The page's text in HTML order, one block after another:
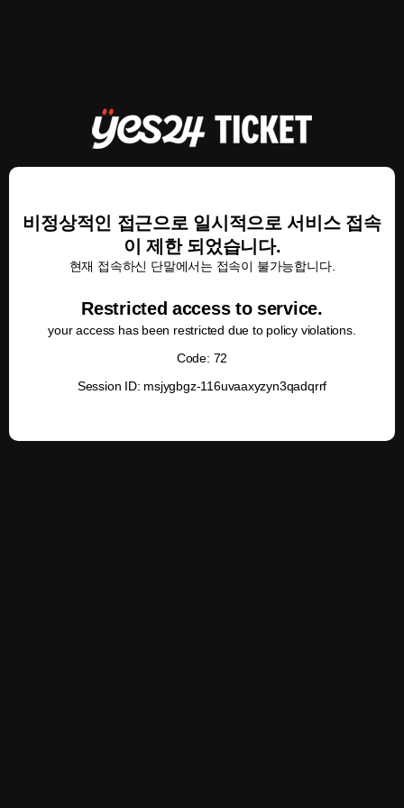
비정상적인 접근으로 일시적으로 서비스 접속
이 제한 되었습니다.
현재 접속하신 단말에서는 접속이 불가능합니다.
Restricted access to service.
your access has been restricted due to policy violations.
Code: 72
Session ID: msjygbgz-116uvaaxyzyn3qadqrrf